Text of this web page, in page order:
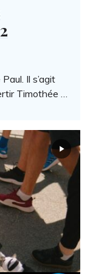
Il s’agit
Timothée …